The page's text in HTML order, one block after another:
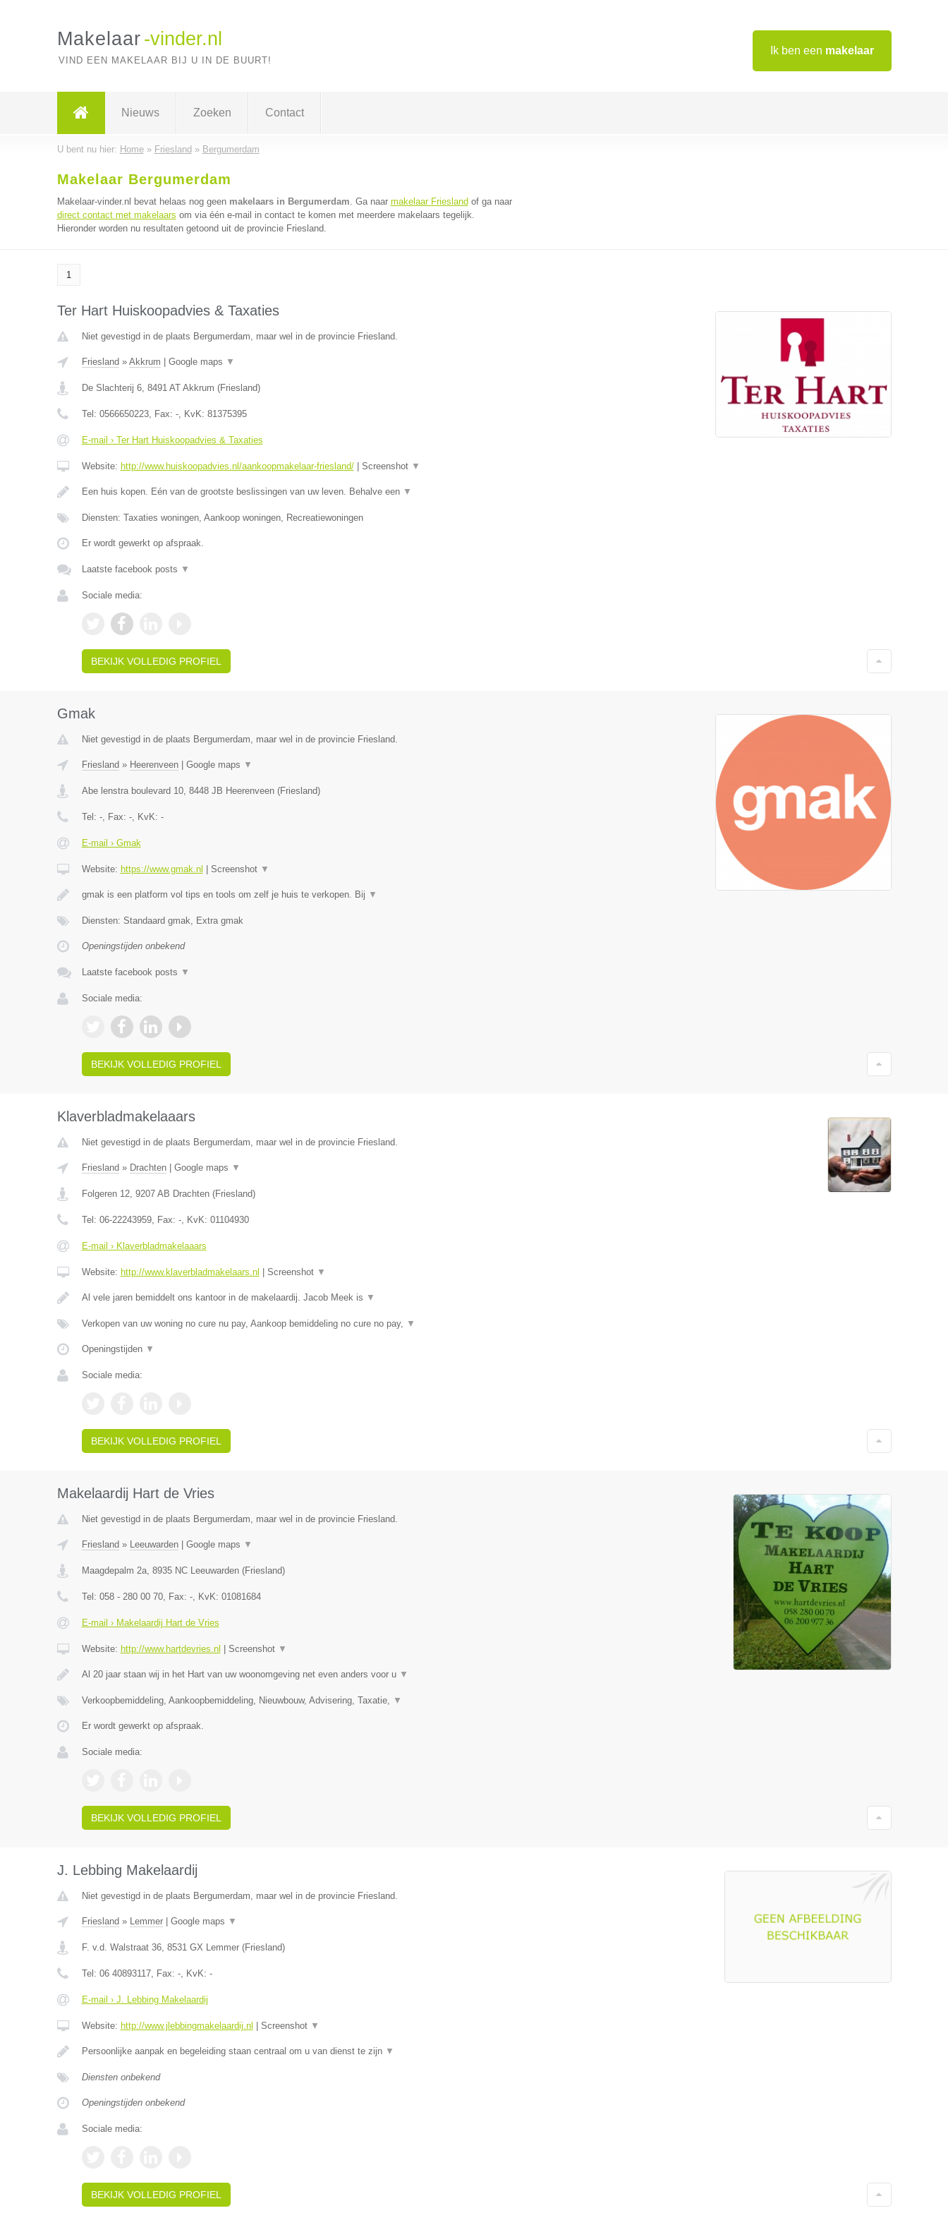
Ik ben een makelaar
Makelaar -vinder.nl
VIND EEN MAKELAAR BIJ U IN DE BUURT!
Nieuws Zoeken Contact
U bent nu hier: Home» Friesland » Bergumerdam
Makelaar Bergumerdam
Makelaar-vinder.nl bevat helaas nog geen makelaars in Bergumerdam. Ga naar makelaar Friesland of ga naar
direct contact met makelaars om via één e-mail in contact te komen met meerdere makelaars tegelijk.
Hieronder worden nu resultaten getoond uit de provincie Friesland.
1
Ter Hart Huiskoopadvies & Taxaties
Niet gevestigd in de plaats Bergumerdam, maar wel in de provincie Friesland.
Friesland » Akkrum Google maps ▼
De Slachterij 6, 8491 AT Akkrum (Friesland)
Tel: 0566650223, Fax: -, KvK: 81375395
E-mail › Ter Hart Huiskoopadvies & Taxaties
Website: http://www.huiskoopadvies.nl/aankoopmakelaar-friesland/| Screenshot ▼
Een huis kopen. Eén van de grootste beslissingen van uw leven. Behalve een ▼
Diensten: Taxaties woningen, Aankoop woningen, Recreatiewoningen
Er wordt gewerkt op afspraak.
Laatste facebook posts ▼
Sociale media:
BEKIJK VOLLEDIG PROFIEL
Gmak
Niet gevestigd in de plaats Bergumerdam, maar wel in de provincie Friesland.
Friesland » Heerenveen| Google maps ▼
Abe lenstra boulevard 10, 8448 JB Heerenveen(Friesland)
Tel: -, Fax: -, KvK: -
E-mail › Gmak
Website: https://www.gmak.nl Screenshot ▼
gmak is een platform vol tips en tools om zelf je huis te verkopen. Bij ▼
Diensten: Standaard gmak, Extra gmak
Openingstijden onbekend
Laatste facebook posts ▼
Sociale media:
BEKIJK VOLLEDIG PROFIEL
Klaverbladmakelaaars
Niet gevestigd in de plaats Bergumerdam, maar wel in de provincie Friesland.
Friesland » Drachten| Google maps ▼
Folgeren 12, 9207 AB Drachten(Friesland)
Tel: 06-22243959, Fax: -, KvK: 01104930
E-mail › Klaverbladmakelaaars
Website: http://www.klaverbladmakelaars.nl Screenshot ▼
Al vele jaren bemiddelt ons kantoor in de makelaardij. Jacob Meek is ▼
Verkopen van uw woning no cure nu pay, Aankoop bemiddeling no cure no pay, ▼
Openingstijden ▼
Sociale media:
BEKIJK VOLLEDIG PROFIEL
Makelaardij Hart de Vries
Niet gevestigd in de plaats Bergumerdam, maar wel in de provincie Friesland.
Friesland » Leeuwarden| Google maps ▼
Maagdepalm 2a, 8935 NC Leeuwarden(Friesland)
Tel: 058 - 280 00 70, Fax: -, KvK: 01081684
E-mail › Makelaardij Hart de Vries
Website: http://www.hartdevries.nl Screenshot ▼
Al 20 jaar staan wij in het Hart van uw woonomgeving net even anders voor u ▼
Verkoopbemiddeling, Aankoopbemiddeling, Nieuwbouw, Advisering, Taxatie, ▼
Er wordt gewerkt op afspraak.
Sociale media:
BEKIJK VOLLEDIG PROFIEL
J. Lebbing Makelaardij
Niet gevestigd in de plaats Bergumerdam, maar wel in de provincie Friesland.
Friesland » Lemmer| Google maps ▼
F. v.d. Walstraat 36, 8531 GX Lemmer(Friesland)
Tel: 06 40893117, Fax: -, KvK: -
E-mail › J. Lebbing Makelaardij
Website: http://www.jlebbingmakelaardij.nl Screenshot ▼
Persoonlijke aanpak en begeleiding staan centraal om u van dienst te zijn ▼
Diensten onbekend
Openingstijden onbekend
Sociale media:
BEKIJK VOLLEDIG PROFIEL